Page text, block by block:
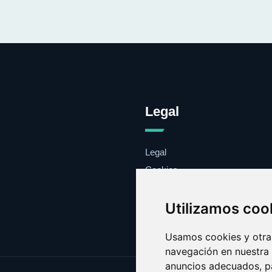
Utilizamos
Usamos cookies y
navegación en
anuncios adecuados,
Legal
Legal
Cookies